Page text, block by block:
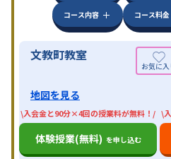
コース内容
コース料金
文教町教室
地図を見る
\入会金と90分×4回の授業料が無料！/
体験授業(無料) を申し込む
\